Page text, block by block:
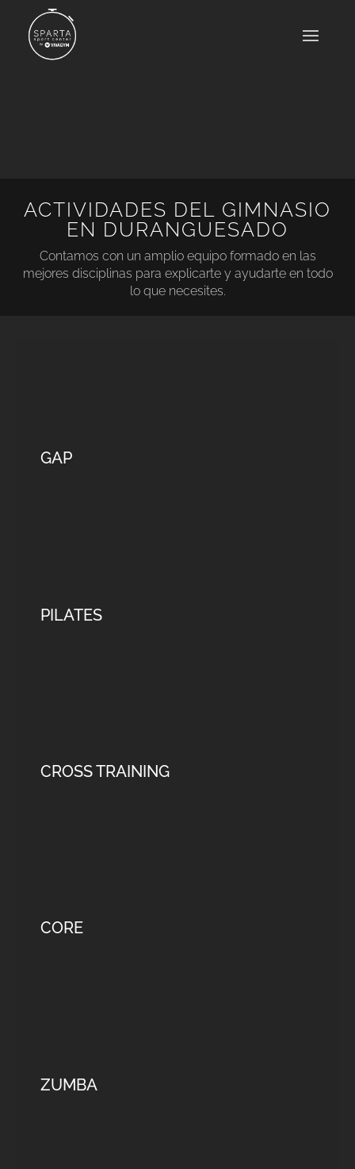
ACTIVIDADES DEL GIMNASIO
EN DURANGUESADO
Contamos con un amplio equipo formado en las
mejores disciplinas para explicarte y ayudarte en todo
lo que necesites.
GAP
PILATES
CROSS TRAINING
CORE
ZUMBA